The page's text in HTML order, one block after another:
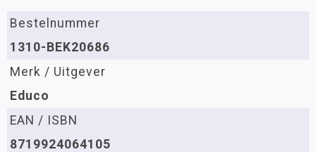
Bestelnummer
1310-BEK20686
Merk / Uitgever
Educo
EAN / ISBN
8719924064105